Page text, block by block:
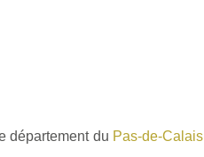
département du Pas-de-Calais